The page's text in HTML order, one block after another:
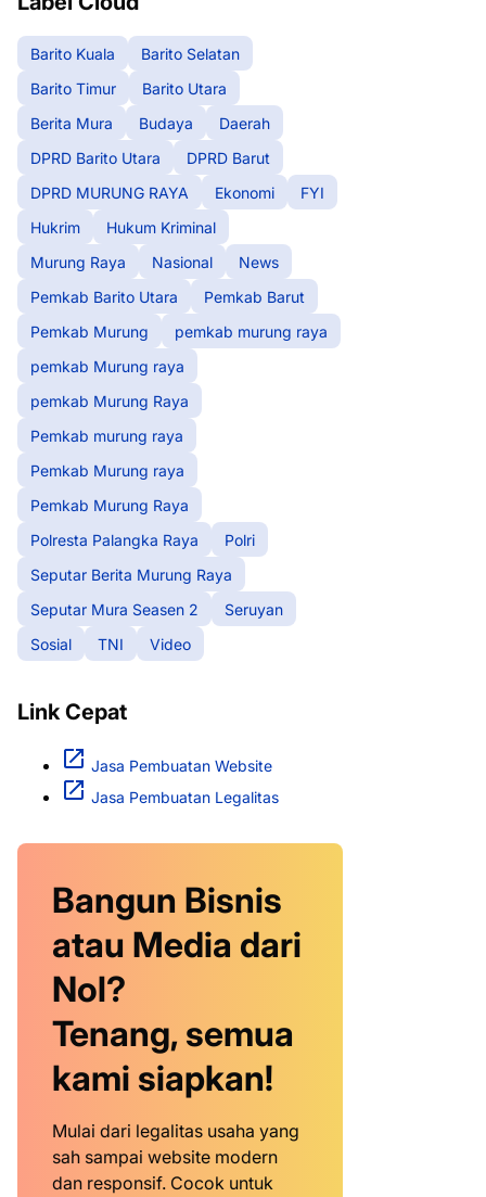
Barito Kuala
Barito Selatan
Barito Timur
Barito Utara
Berita Mura
Budaya
Daerah
DPRD Barito Utara
DPRD Barut
DPRD MURUNG RAYA
Ekonomi
FYI
Hukrim
Hukum Kriminal
Murung Raya
Nasional
News
Pemkab Barito Utara
Pemkab Barut
Pemkab Murung
pemkab murung raya
pemkab Murung raya
pemkab Murung Raya
Pemkab murung raya
Pemkab Murung raya
Pemkab Murung Raya
Polresta Palangka Raya
Polri
Seputar Berita Murung Raya
Seputar Mura Seasen 2
Seruyan
Sosial
TNI Video
Link Cepat
Jasa Pembuatan Website
Jasa Pembuatan Legalitas
Bangun Bisnis
atau Media dari
Nol?
Tenang, semua
kami siapkan!
Mulai dari legalitas usaha yang
sah sampai website modern
dan responsif. Cocok untuk